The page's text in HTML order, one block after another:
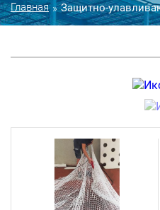
Главная » Защитно-